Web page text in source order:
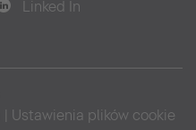
Linked In
Ustawienia plików cookie